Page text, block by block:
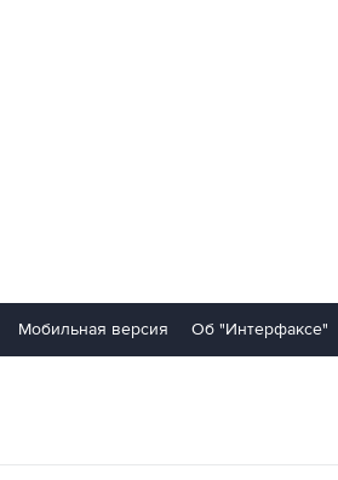
Мобильная версия Об "Интерфаксе"